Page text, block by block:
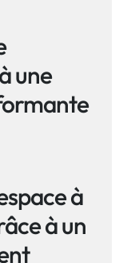
une
à
à un